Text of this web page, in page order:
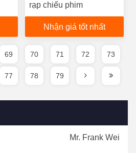
rạp chiếu phim
Nhận giá tốt nhất
69 70 71 72 73
77 78 79
Mr. Frank Wei